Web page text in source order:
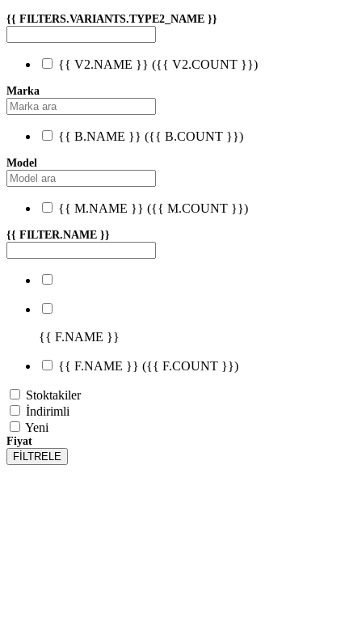
{{ FILTERS.VARIANTS.TYPE2_NAME }}
{{ V2.NAME }} ({{ V2.COUNT }})
Marka
{{ B.NAME }} ({{ B.COUNT }})
Model
{{ M.NAME }} ({{ M.COUNT }})
{{ FILTER.NAME }}
{{ F.NAME }}
{{ F.NAME }} ({{ F.COUNT }})
Stoktakiler
İndirimli
Yeni
Fiyat
FİLTRELE